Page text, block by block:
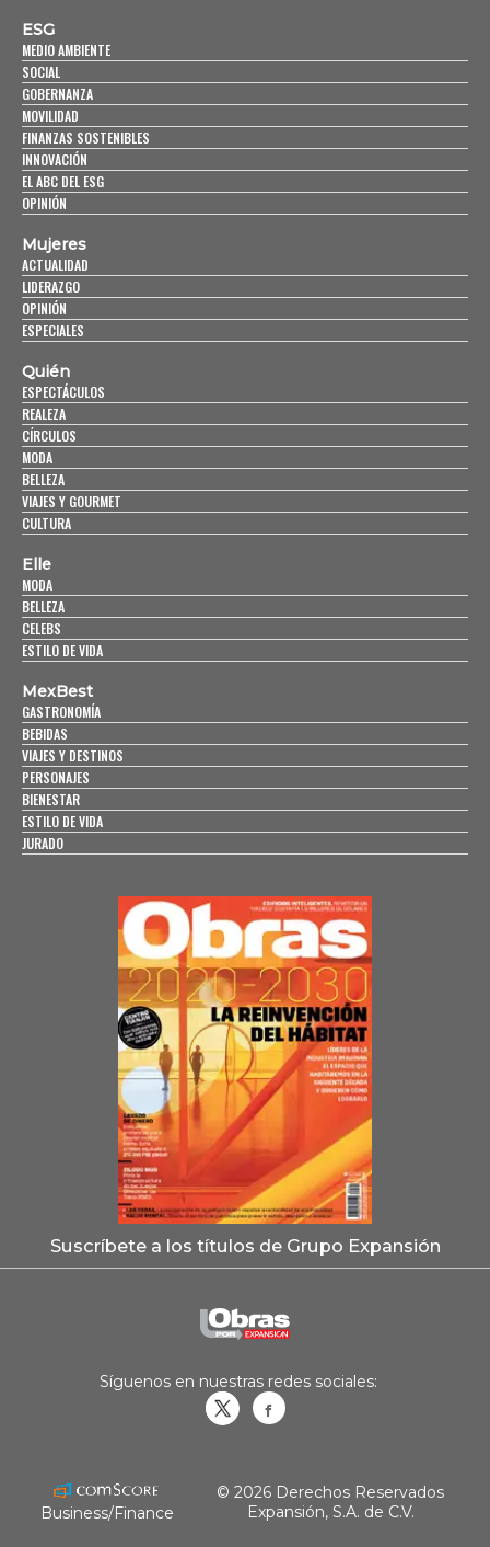
ESG
MEDIO AMBIENTE
SOCIAL
GOBERNANZA
MOVILIDAD
FINANZAS SOSTENIBLES
INNOVACIÓN
EL ABC DEL ESG
OPINIÓN
Mujeres
ACTUALIDAD
LIDERAZGO
OPINIÓN
ESPECIALES
Quién
ESPECTÁCULOS
REALEZA
CÍRCULOS
MODA
BELLEZA
VIAJES Y GOURMET
CULTURA
Elle
MODA
BELLEZA
CELEBS
ESTILO DE VIDA
MexBest
GASTRONOMÍA
BEBIDAS
VIAJES Y DESTINOS
PERSONAJES
BIENESTAR
ESTILO DE VIDA
JURADO
Suscríbete a los títulos de Grupo Expansión
Síguenos en nuestras redes sociales:
Business/Finance
© 2026 Derechos Reservados
Expansión, S.A. de C.V.